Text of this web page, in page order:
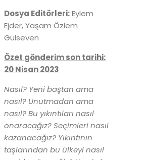
Dosya Editörleri:Eylem
Ejder, Yaşam Özlem
Gülseven
Özet gönderim son tarihi:
20 Nisan 2023
Nasıl? Yeni baştan ama
nasıl? Unutmadan ama
nasıl? Bu yıkıntıları nasıl
onaracağız? Seçimleri nasıl
kazanacağız? Yıkıntının
taşlarından bu ülkeyi nasıl